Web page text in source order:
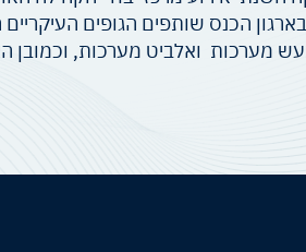
הכנס שותפים הגופים
מערכות ואלביט מערכות, וכמובן